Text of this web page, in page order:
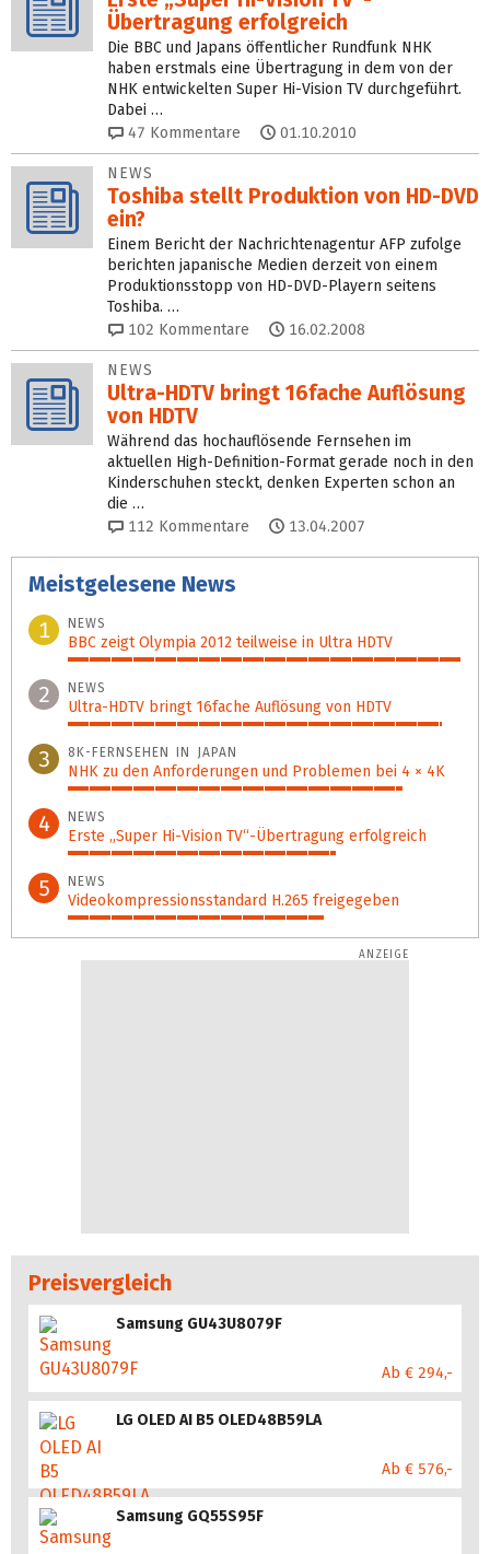
Übertragung erfolgreich
Die BBC und Japans öffentlicher Rundfunk NHK
haben erstmals eine Übertragung in dem von der
NHK entwickelten Super Hi-Vision TV durchgeführt.
Dabei …
47 Kommentare 01.10.2010
NEWS
Toshiba stellt Produktion von HD-DVD
ein?
Einem Bericht der Nachrichtenagentur AFP zufolge
berichten japanische Medien derzeit von einem
Produktionsstopp von HD-DVD-Playern seitens
Toshiba. …
102 Kommentare 16.02.2008
NEWS
Ultra-HDTV bringt 16fache Auflösung
von HDTV
Während das hochauflösende Fernsehen im
aktuellen High-Definition-Format gerade noch in den
Kinderschuhen steckt, denken Experten schon an
die …
112 Kommentare 13.04.2007
Meistgelesene News
1
NEWS
BBC zeigt Olympia 2012 teilweise in Ultra HDTV
100%
2 NEWS
Ultra-HDTV bringt 16fache Auflösung von HDTV
95%
3 8K-FERNSEHEN IN JAPAN
NHK zu den Anforderungen und Problemen bei 4 × 4K
85%
4 NEWS
Erste „Super Hi-Vision TV“-Übertragung erfolgreich
68%
5 NEWS
Videokompressionsstandard H.265 freigegeben
65%
Preisvergleich
Samsung GU43U8079F
Ab € 294,-
LG OLED AI B5 OLED48B59LA
Ab € 576,-
Samsung GQ55S95F